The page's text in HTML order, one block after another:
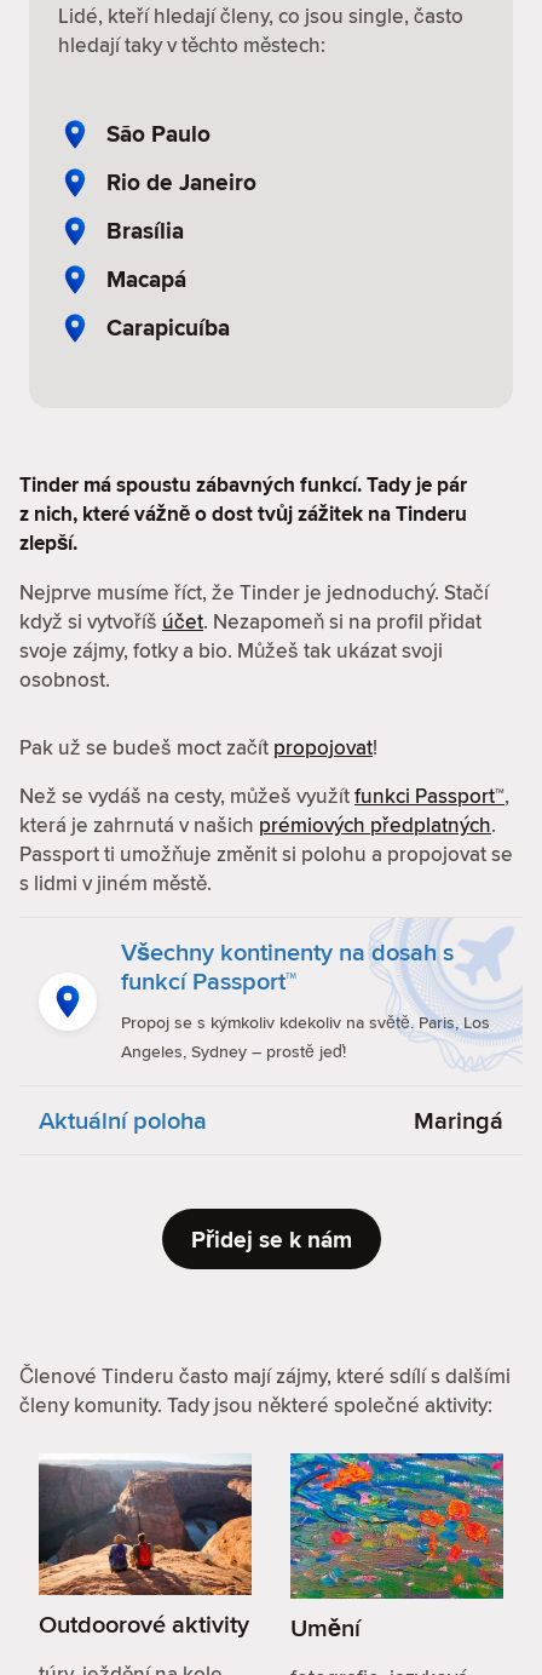
Lidé, kteří hledají členy, co jsou single, často
hledají taky v těchto městech:
São Paulo
Rio de Janeiro
Brasília
Macapá
Carapicuíba
Tinder má spoustu zábavných funkcí. Tady je pár
z nich, které vážně o dost tvůj zážitek na Tinderu
zlepší.
Nejprve musíme říct, že Tinder je jednoduchý. Stačí
když si vytvoříš účet. Nezapomeň si na profil přidat
svoje zájmy, fotky a bio. Můžeš tak ukázat svoji
osobnost.
Pak už se budeš moct začít propojovat!
Než se vydáš na cesty, můžeš využítfunkci Passport™,
která je zahrnutá v našich prémiových předplatných.
Passport ti umožňuje změnit si polohu a propojovat se
s lidmi v jiném městě.
Všechny kontinenty na dosah s
funkcí Passport™
Propoj se s kýmkoliv kdekoliv na světě. Paris, Los
Angeles, Sydney – prostě jeď!
Aktuální poloha Maringá
Přidej se k nám
Členové Tinderu často mají zájmy, které sdílí s dalšími
členy komunity. Tady jsou některé společné aktivity:
Outdoorové aktivity Umění